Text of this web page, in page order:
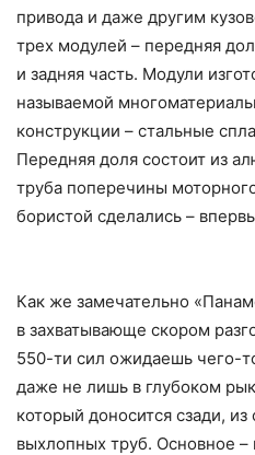
привода и даже другим
трех модулей – передняя
и задняя часть. Модули
называемой
конструкции – стальные
Передняя доля состоит из
труба поперечины
бористой сделались –
Как же замечательно
в захватывающе скором
550-ти сил ожидаешь чего-
даже не лишь в глубоком
который доносится сзади,
выхлопных труб. Основное